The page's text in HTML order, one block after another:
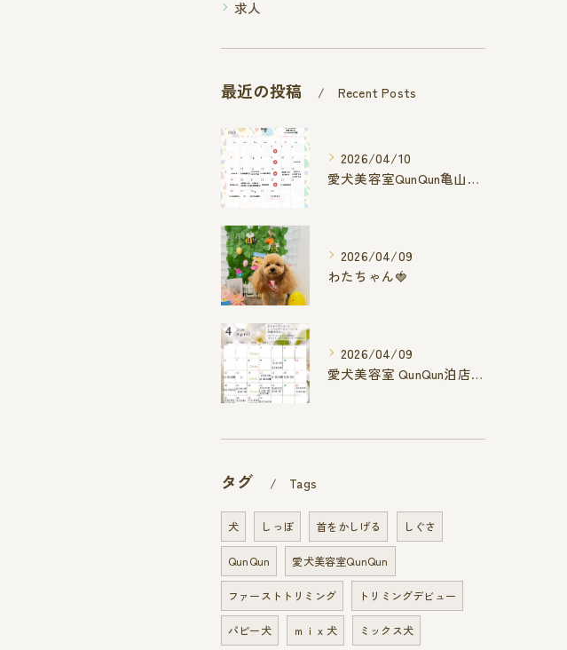
求人
最近の投稿 Recent Posts
2026/04/10
愛犬美容室QunQun亀山エコー店
2026/04/09
わたちゃん🍓
2026/04/09
愛犬美容室 QunQun泊店 4月空き状況です
タグ Tags
犬 しっぽ 首をかしげる しぐさ
QunQun 愛犬美容室QunQun
ファーストトリミング トリミングデビュー
パピー犬 ｍｉｘ犬 ミックス犬